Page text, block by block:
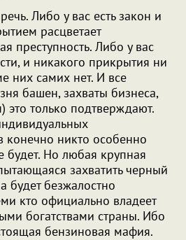
Либо у вас есть закон и
расцветает
преступность. Либо у вас
и никакого прикрытия ни
них самих нет. И все
башен, захваты бизнеса,
это только подтверждают.
конечно никто особенно
будет. Но любая крупная
захватить черный
будет безжалостно
кто официально владеет
богатствами страны. Ибо
бензиновая мафия.